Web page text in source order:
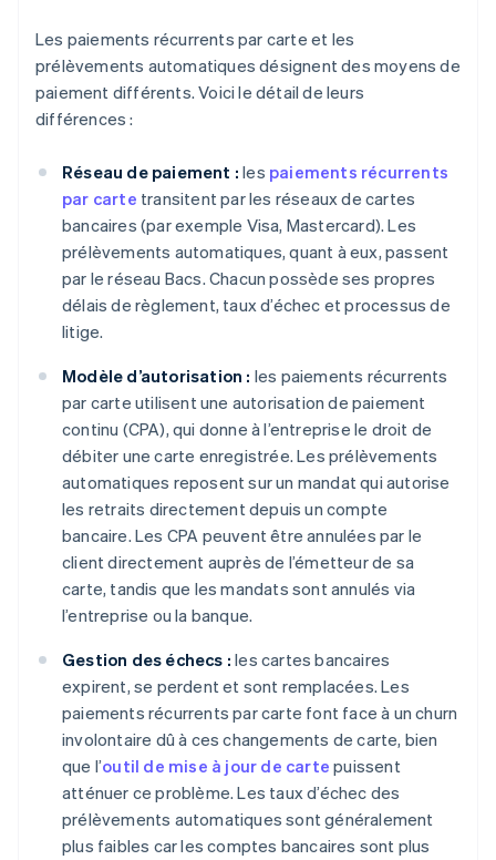
Les paiements récurrents par carte et les
prélèvements automatiques désignent des moyens de
paiement différents. Voici le détail de leurs
différences :
Réseau de paiement : les paiements récurrents
par carte transitent par les réseaux de cartes
bancaires (par exemple Visa, Mastercard). Les
prélèvements automatiques, quant à eux, passent
par le réseau Bacs. Chacun possède ses propres
délais de règlement, taux d’échec et processus de
litige.
Modèle d’autorisation : les paiements récurrents
par carte utilisent une autorisation de paiement
continu (CPA), qui donne à l’entreprise le droit de
débiter une carte enregistrée. Les prélèvements
automatiques reposent sur un mandat qui autorise
les retraits directement depuis un compte
bancaire. Les CPA peuvent être annulées par le
client directement auprès de l’émetteur de sa
carte, tandis que les mandats sont annulés via
l’entreprise ou la banque.
Gestion des échecs : les cartes bancaires
expirent, se perdent et sont remplacées. Les
paiements récurrents par carte font face à un churn
involontaire dû à ces changements de carte, bien
que l’outil de mise à jour de carte puissent
atténuer ce problème. Les taux d’échec des
prélèvements automatiques sont généralement
plus faibles car les comptes bancaires sont plus